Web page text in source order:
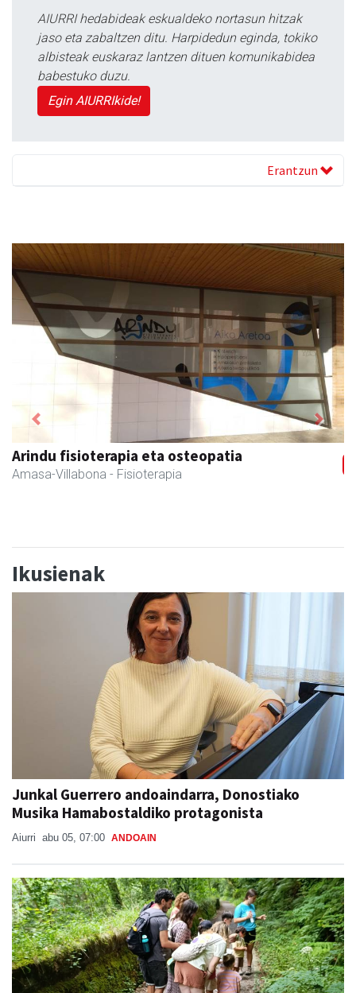
AIURRI hedabideak eskualdeko nortasun hitzak
jaso eta zabaltzen ditu. Harpidedun eginda, tokiko
albisteak euskaraz lantzen dituen komunikabidea
babestuko duzu.
Egin AIURRIkide!
Erantzun
Iraola aholkularitza
Amasa-Villabona - Abokatuak
Previous Next
Ikusienak
Junkal Guerrero andoaindarra, Donostiako
Musika Hamabostaldiko protagonista
Aiurri abu 05, 07:00 ANDOAIN